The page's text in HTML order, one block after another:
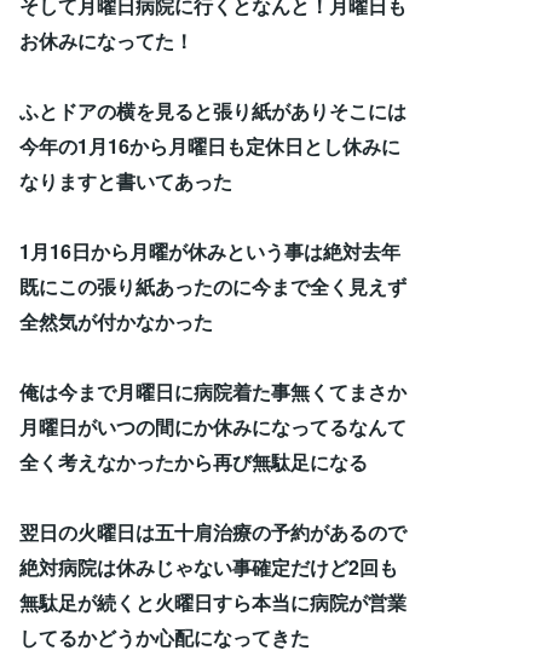
お休みになってた！
ふとドアの横を見ると張り紙がありそこには
今年の1月16から月曜日も定休日とし休みに
なりますと書いてあった
1月16日から月曜が休みという事は絶対去年
既にこの張り紙あったのに今まで全く見えず
全然気が付かなかった
俺は今まで月曜日に病院着た事無くてまさか
月曜日がいつの間にか休みになってるなんて
全く考えなかったから再び無駄足になる
翌日の火曜日は五十肩治療の予約があるので
絶対病院は休みじゃない事確定だけど2回も
無駄足が続くと火曜日すら本当に病院が営業
してるかどうか心配になってきた